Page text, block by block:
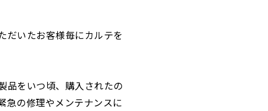
だいたお客様毎にカルテを
品をいつ頃、購入されたの
急の修理やメンテナンスに